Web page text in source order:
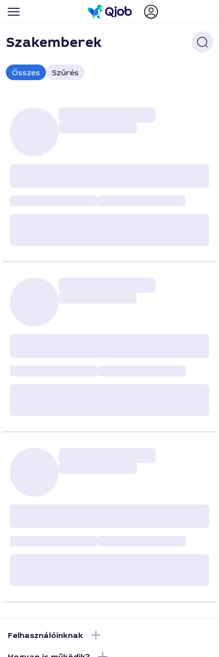
Szakemberek
Összes Szűrés
Felhasználóinknak